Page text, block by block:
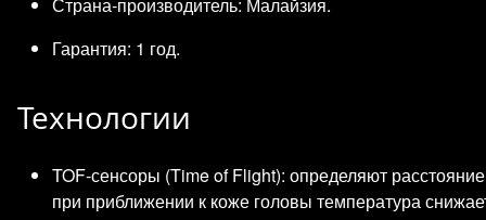
Гарантия: 1 год.
Технологии
TOF‑сенсоры (Time of Flight): определяют
при приближении к коже головы температура